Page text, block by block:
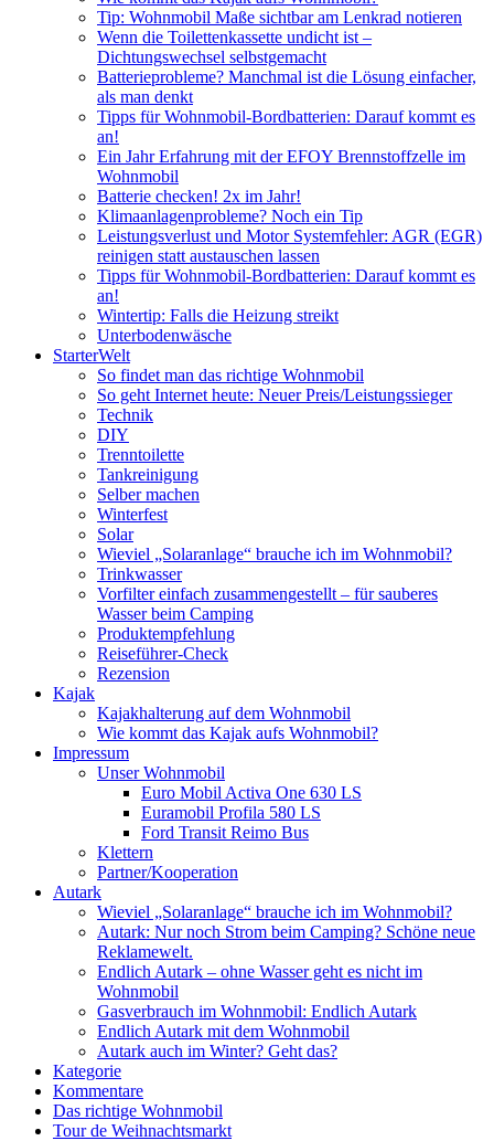
Tip: Wohnmobil Maße sichtbar am Lenkrad notieren
Wenn die Toilettenkassette undicht ist –
Dichtungswechsel selbstgemacht
Batterieprobleme? Manchmal ist die Lösung einfacher,
als man denkt
Tipps für Wohnmobil-Bordbatterien: Darauf kommt es
an!
Ein Jahr Erfahrung mit der EFOY Brennstoffzelle im
Wohnmobil
Batterie checken! 2x im Jahr!
Klimaanlagenprobleme? Noch ein Tip
Leistungsverlust und Motor Systemfehler: AGR (EGR)
reinigen statt austauschen lassen
Tipps für Wohnmobil-Bordbatterien: Darauf kommt es
an!
Wintertip: Falls die Heizung streikt
Unterbodenwäsche
StarterWelt
So findet man das richtige Wohnmobil
So geht Internet heute: Neuer Preis/Leistungssieger
Technik
DIY
Trenntoilette
Tankreinigung
Selber machen
Winterfest
Solar
Wieviel „Solaranlage“ brauche ich im Wohnmobil?
Trinkwasser
Vorfilter einfach zusammengestellt – für sauberes
Wasser beim Camping
Produktempfehlung
Reiseführer-Check
Rezension
Kajak
Kajakhalterung auf dem Wohnmobil
Wie kommt das Kajak aufs Wohnmobil?
Impressum
Unser Wohnmobil
Euro Mobil Activa One 630 LS
Euramobil Profila 580 LS
Ford Transit Reimo Bus
Klettern
Partner/Kooperation
Autark
Wieviel „Solaranlage“ brauche ich im Wohnmobil?
Autark: Nur noch Strom beim Camping? Schöne neue
Reklamewelt.
Endlich Autark – ohne Wasser geht es nicht im
Wohnmobil
Gasverbrauch im Wohnmobil: Endlich Autark
Endlich Autark mit dem Wohnmobil
Autark auch im Winter? Geht das?
Kategorie
Kommentare
Das richtige Wohnmobil
Tour de Weihnachtsmarkt